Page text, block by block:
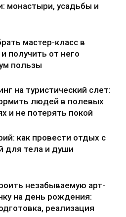
монастыри, усадьбы и
мастер-класс в
получить от него
пользы
на туристический слет:
людей в полевых
и не потерять покой
как провести отдых с
для тела и души
незабываемую арт-
на день рождения:
реализация